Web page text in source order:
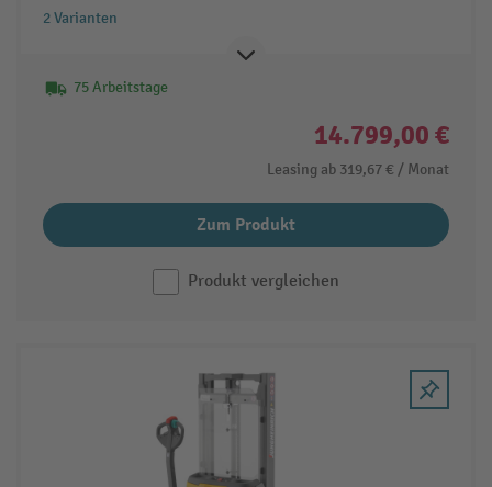
Tragfähigkeit 1.000 kg
2 Varianten
75 Arbeitstage
14.799,00 €
Leasing ab 319,67 € / Monat
Zum Produkt
Produkt vergleichen